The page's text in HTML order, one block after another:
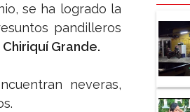
se ha logrado la
pandilleros
Grande.
neveras,